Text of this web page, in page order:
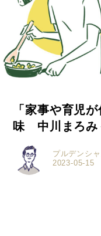
「家事や育児
味 中川まろみ
2023-05-15
プルデンシ